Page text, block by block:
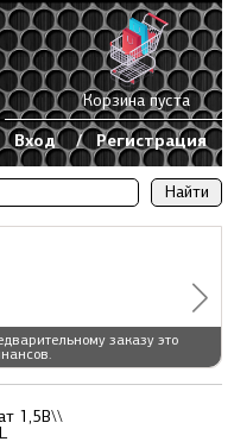
заказу это
Вход / Регистрация
Корзина пуста
1,5В\\